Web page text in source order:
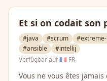
Et si on codait son
#java #scrum
#ansible
#intellij
Verfügbar auf🇫🇷 FR
Vous ne vous êtes